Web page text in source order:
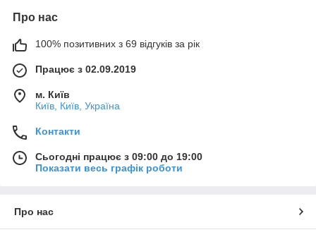
Про нас
100% позитивних з 69 відгуків за рік
Працює з 02.09.2019
м. Київ
Київ, Київ, Україна
Контакти
Сьогодні працює з 09:00 до 19:00
Показати весь графік роботи
Про нас